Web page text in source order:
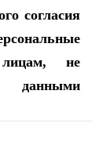
согласия
не
данными